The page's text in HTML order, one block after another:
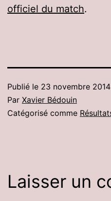
officiel du match.
Publié le 23 novembre 2014
Par Xavier Bédouin
Catégorisé comme
Laisser un